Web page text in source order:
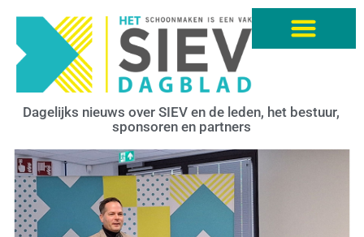
Dagelijks nieuws over SIEV en de leden, het bestuur,
sponsoren en partners